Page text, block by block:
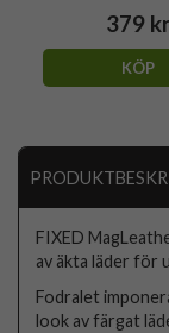
379 kr
KÖP
FIXED
av äkta läder för
Fodralet
look av färgat